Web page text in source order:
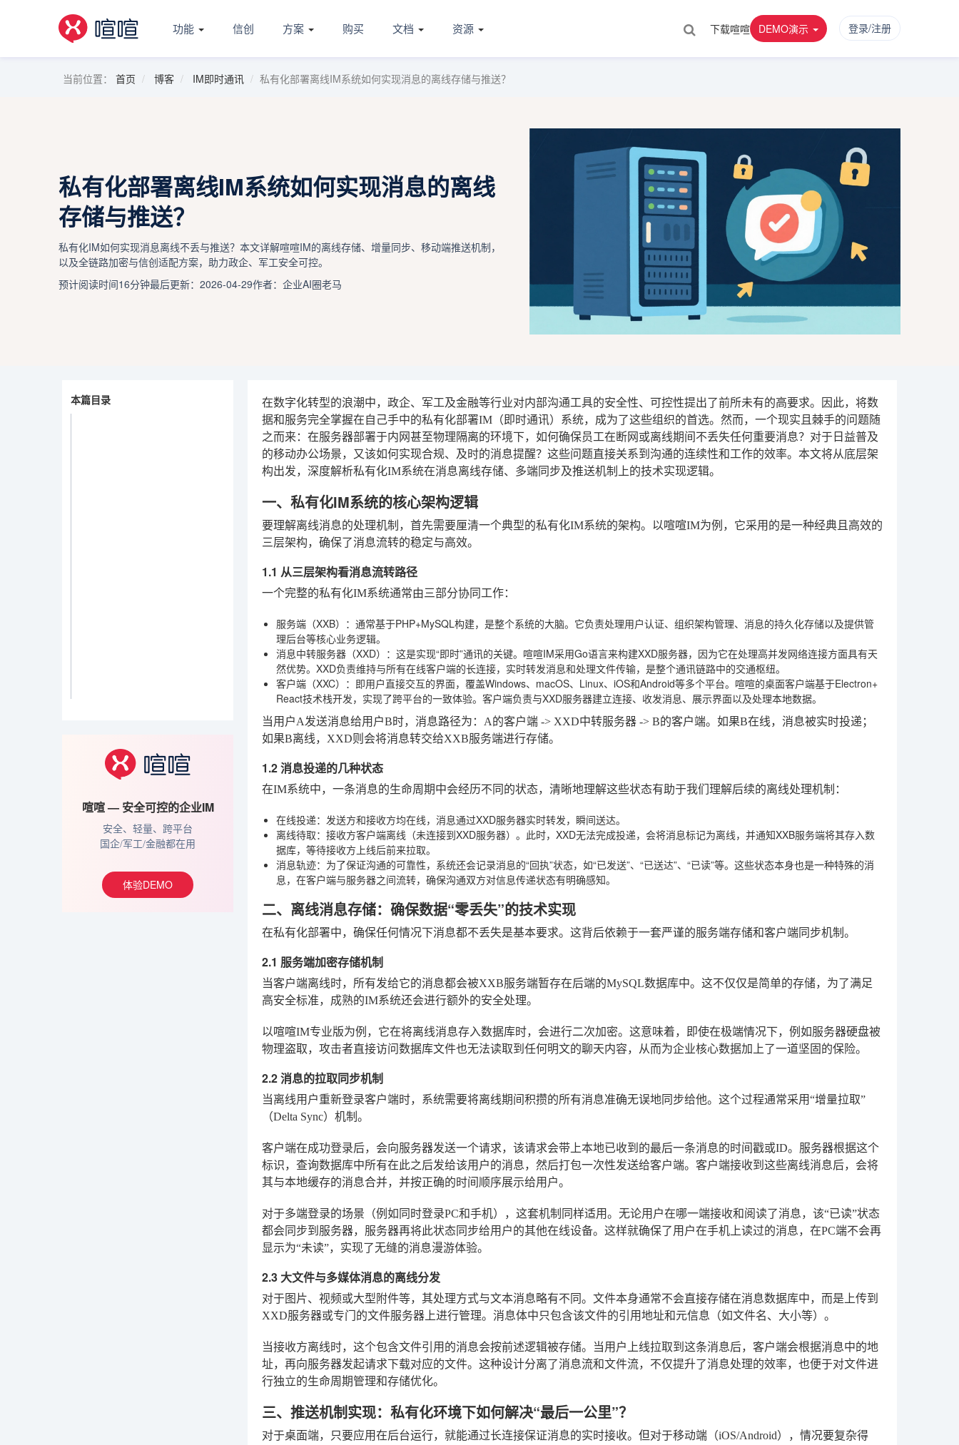
功能 信创 方案 购买 文档 资源 下载喧喧 DEMO演示 登录/注册
当前位置： 首页 博客 IM即时通讯 私有化部署离线IM系统如何实现消息的离线存储与推送？
私有化部署离线IM系统如何实现消息的离线
存储与推送？
私有化IM如何实现消息离线不丢与推送？本文详解喧喧IM的离线存储、增量同步、移动端推送机制，
以及全链路加密与信创适配方案，助力政企、军工安全可控。
预计阅读时间16分钟最后更新：2026-04-29作者：企业AI圈老马
本篇目录
喧喧 — 安全可控的企业IM
安全、轻量、跨平台
国企/军工/金融都在用
体验DEMO
在数字化转型的浪潮中，政企、军工及金融等行业对内部沟通工具的安全性、可控性提出了前所未有的高要求。因此，将数
据和服务完全掌握在自己手中的私有化部署IM（即时通讯）系统，成为了这些组织的首选。然而，一个现实且棘手的问题随
之而来：在服务器部署于内网甚至物理隔离的环境下，如何确保员工在断网或离线期间不丢失任何重要消息？对于日益普及
的移动办公场景，又该如何实现合规、及时的消息提醒？这些问题直接关系到沟通的连续性和工作的效率。本文将从底层架
构出发，深度解析私有化IM系统在消息离线存储、多端同步及推送机制上的技术实现逻辑。
一、私有化IM系统的核心架构逻辑
要理解离线消息的处理机制，首先需要厘清一个典型的私有化IM系统的架构。以喧喧IM为例，它采用的是一种经典且高效的
三层架构，确保了消息流转的稳定与高效。
1.1 从三层架构看消息流转路径
一个完整的私有化IM系统通常由三部分协同工作：
服务端（XXB） ：通常基于PHP+MySQL构建，是整个系统的大脑。它负责处理用户认证、组织架构管理、消息的持久化存储以及提供管
理后台等核心业务逻辑。
消息中转服务器（XXD） ：这是实现“即时”通讯的关键。喧喧IM采用Go语言来构建XXD服务器，因为它在处理高并发网络连接方面具有天
然优势。XXD负责维持与所有在线客户端的长连接，实时转发消息和处理文件传输，是整个通讯链路中的交通枢纽。
客户端（XXC） ：即用户直接交互的界面，覆盖Windows、macOS、Linux、iOS和Android等多个平台。喧喧的桌面客户端基于Electron+
React技术栈开发，实现了跨平台的一致体验。客户端负责与XXD服务器建立连接、收发消息、展示界面以及处理本地数据。
当用户A发送消息给用户B时，消息路径为：A的客户端 -> XXD中转服务器 -> B的客户端。如果B在线，消息被实时投递；
如果B离线，XXD则会将消息转交给XXB服务端进行存储。
1.2 消息投递的几种状态
在IM系统中，一条消息的生命周期中会经历不同的状态，清晰地理解这些状态有助于我们理解后续的离线处理机制：
在线投递：发送方和接收方均在线，消息通过XXD服务器实时转发，瞬间送达。
离线待取：接收方客户端离线（未连接到XXD服务器）。此时，XXD无法完成投递，会将消息标记为离线，并通知XXB服务端将其存入数
据库，等待接收方上线后前来拉取。
消息轨迹：为了保证沟通的可靠性，系统还会记录消息的“回执”状态，如“已发送”、“已送达”、“已读”等。这些状态本身也是一种特殊的消
息，在客户端与服务器之间流转，确保沟通双方对信息传递状态有明确感知。
二、离线消息存储：确保数据“零丢失”的技术实现
在私有化部署中，确保任何情况下消息都不丢失是基本要求。这背后依赖于一套严谨的服务端存储和客户端同步机制。
2.1 服务端加密存储机制
当客户端离线时，所有发给它的消息都会被XXB服务端暂存在后端的MySQL数据库中。这不仅仅是简单的存储，为了满足
高安全标准，成熟的IM系统还会进行额外的安全处理。
以喧喧IM专业版为例，它在将离线消息存入数据库时，会进行二次加密。这意味着，即使在极端情况下，例如服务器硬盘被
物理盗取，攻击者直接访问数据库文件也无法读取到任何明文的聊天内容，从而为企业核心数据加上了一道坚固的保险。
2.2 消息的拉取同步机制
当离线用户重新登录客户端时，系统需要将离线期间积攒的所有消息准确无误地同步给他。这个过程通常采用“增量拉取”
（Delta Sync）机制。
客户端在成功登录后，会向服务器发送一个请求，该请求会带上本地已收到的最后一条消息的时间戳或ID。服务器根据这个
标识，查询数据库中所有在此之后发给该用户的消息，然后打包一次性发送给客户端。客户端接收到这些离线消息后，会将
其与本地缓存的消息合并，并按正确的时间顺序展示给用户。
对于多端登录的场景（例如同时登录PC和手机），这套机制同样适用。无论用户在哪一端接收和阅读了消息，该“已读”状态
都会同步到服务器，服务器再将此状态同步给用户的其他在线设备。这样就确保了用户在手机上读过的消息，在PC端不会再
显示为“未读”，实现了无缝的消息漫游体验。
2.3 大文件与多媒体消息的离线分发
对于图片、视频或大型附件等，其处理方式与文本消息略有不同。文件本身通常不会直接存储在消息数据库中，而是上传到
XXD服务器或专门的文件服务器上进行管理。消息体中只包含该文件的引用地址和元信息（如文件名、大小等）。
当接收方离线时，这个包含文件引用的消息会按前述逻辑被存储。当用户上线拉取到这条消息后，客户端会根据消息中的地
址，再向服务器发起请求下载对应的文件。这种设计分离了消息流和文件流，不仅提升了消息处理的效率，也便于对文件进
行独立的生命周期管理和存储优化。
三、推送机制实现：私有化环境下如何解决“最后一公里”？
对于桌面端，只要应用在后台运行，就能通过长连接保证消息的实时接收。但对于移动端（iOS/Android），情况要复杂得